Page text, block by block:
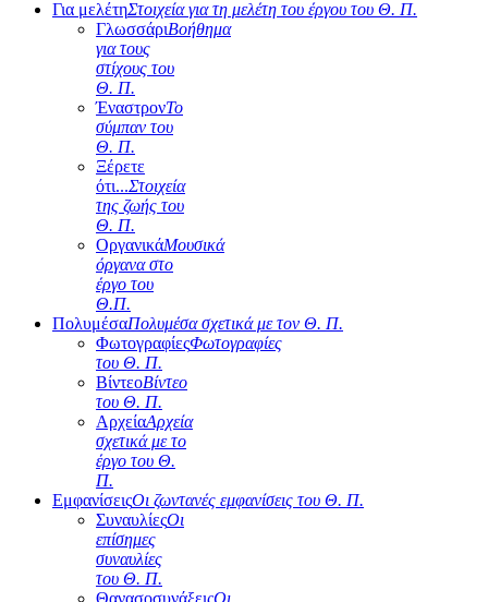
Για μελέτηΣτοιχεία για τη μελέτη του έργου του Θ. Π.
ΓλωσσάριΒοήθημα
για τους
στίχους του
Θ. Π.
ΈναστρονΤο
σύμπαν του
Θ. Π.
Ξέρετε
ότι...Στοιχεία
της ζωής του
Θ. Π.
ΟργανικάΜουσικά
όργανα στο
έργο του
Θ.Π.
ΠολυμέσαΠολυμέσα σχετικά με τον Θ. Π.
ΦωτογραφίεςΦωτογραφίες
του Θ. Π.
ΒίντεοΒίντεο
του Θ. Π.
ΑρχείαΑρχεία
σχετικά με το
έργο του Θ.
Π.
ΕμφανίσειςΟι ζωντανές εμφανίσεις του Θ. Π.
ΣυναυλίεςΟι
επίσημες
συναυλίες
του Θ. Π.